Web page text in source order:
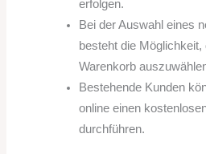
erfolgen.
Bei der Auswahl eines
besteht die
Warenkorb
Bestehende Kunden
online einen
durchführen.